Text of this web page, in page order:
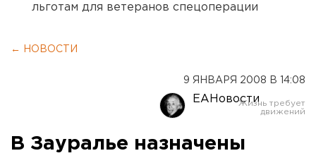
льготам для ветеранов спецоперации
← НОВОСТИ
9 ЯНВАРЯ 2008 В 14:08
ЕАНовости
В Зауралье назначены